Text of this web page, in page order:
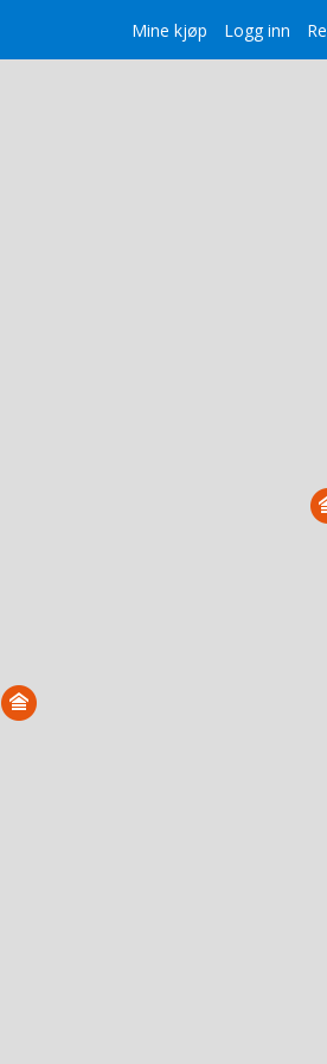
Mine kjøp Logg inn